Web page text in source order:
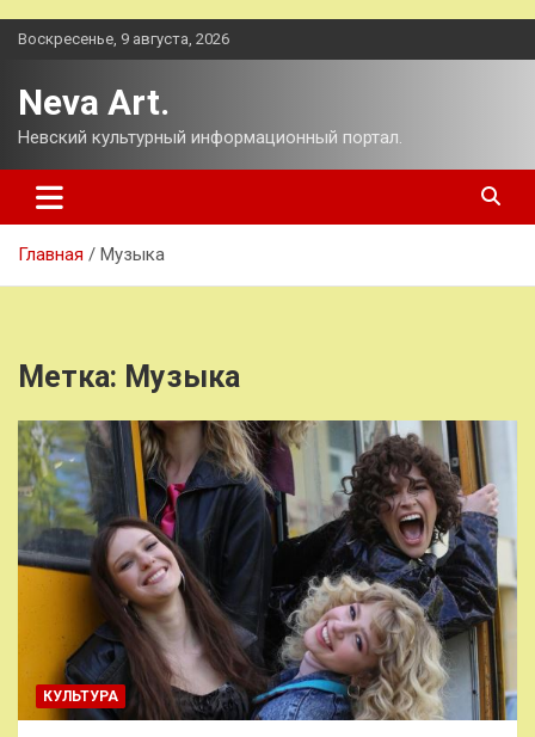
Перейти
Воскресенье, 9 августа, 2026
Neva Art.
Невский культурный информационный портал.
Главная Музыка
Метка: Музыка
КУЛЬТУРА